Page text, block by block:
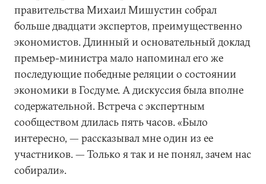
правительства Михаил Мишустин собрал
больше двадцати экспертов, преимущественно
экономистов. Длинный и основательный доклад
премьер-министра мало напоминал его же
последующие победные реляции о состоянии
экономики в Госдуме. А дискуссия была вполне
содержательной. Встреча с экспертным
сообществом длилась пять часов. «Было
интересно, — рассказывал мне один из ее
участников. — Только я так и не понял, зачем нас
собирали».